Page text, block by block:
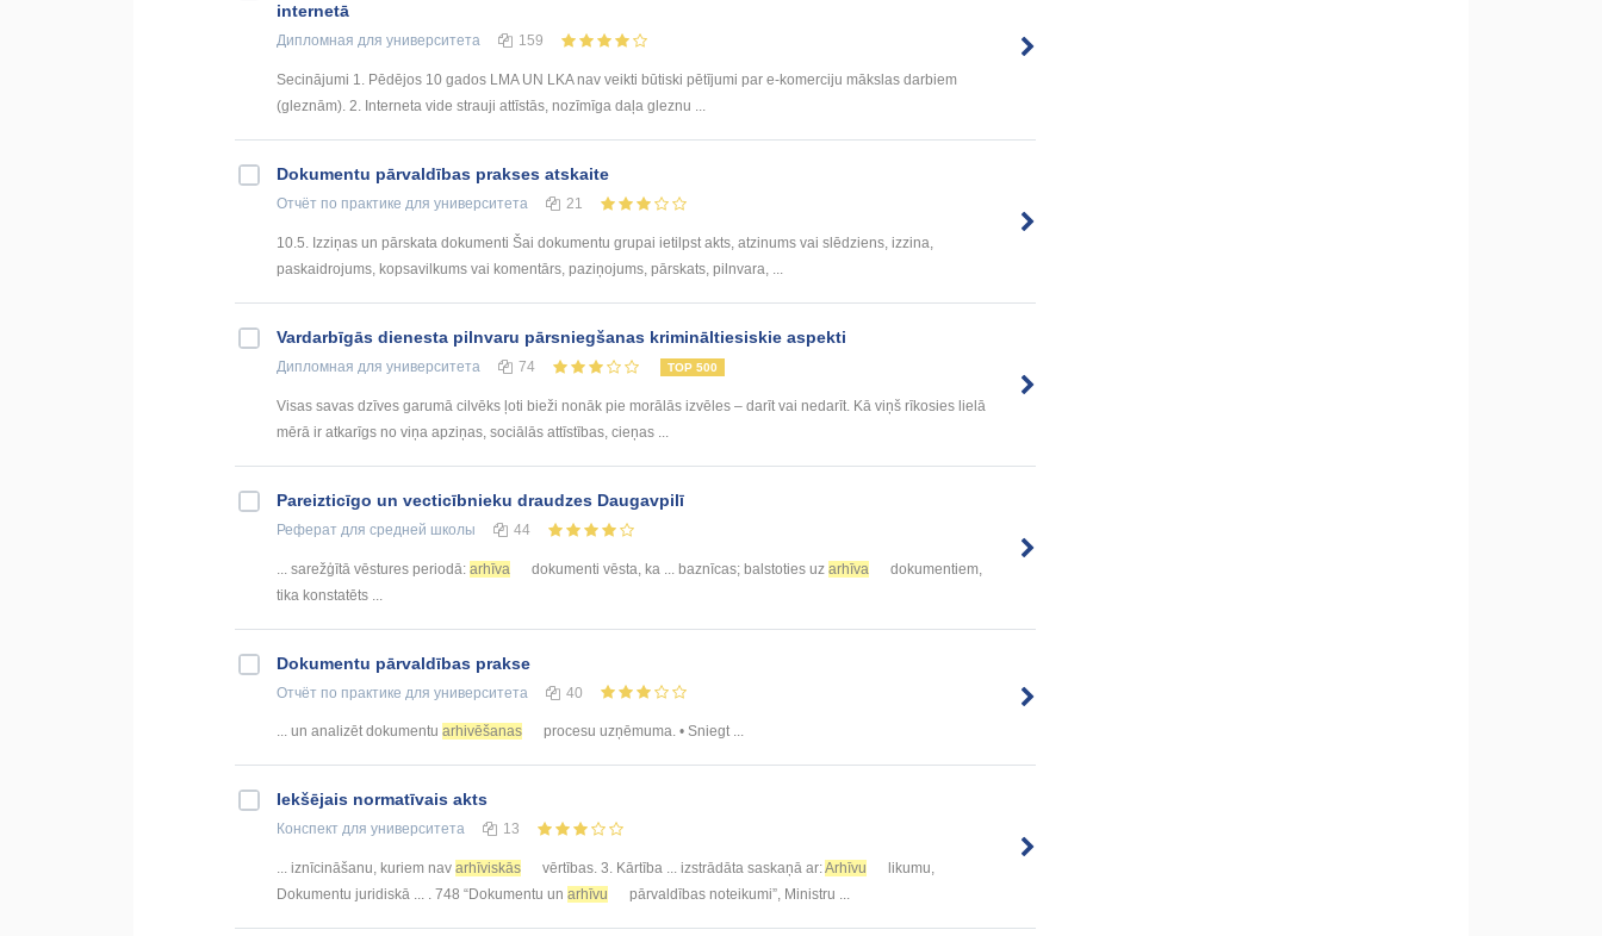
internetā
Дипломная для университета 159
Secinājumi 1. Pēdējos 10 gados LMA UN LKA nav veikti būtiski pētījumi par e-komerciju mākslas darbiem
(gleznām). 2. Interneta vide strauji attīstās, nozīmīga daļa gleznu ...
Dokumentu pārvaldības prakses atskaite
Отчёт по практике для университета 21
10.5. Izziņas un pārskata dokumenti Šai dokumentu grupai ietilpst akts, atzinums vai slēdziens, izzina,
paskaidrojums, kopsavilkums vai komentārs, paziņojums, pārskats, pilnvara, ...
Vardarbīgās dienesta pilnvaru pārsniegšanas krimināltiesiskie aspekti
Дипломная для университета 74 TOP 500
Visas savas dzīves garumā cilvēks ļoti bieži nonāk pie morālās izvēles – darīt vai nedarīt. Kā viņš rīkosies lielā
mērā ir atkarīgs no viņa apziņas, sociālās attīstības, cieņas ...
Pareizticīgo un vecticībnieku draudzes Daugavpilī
Реферат для средней школы 44
... sarežģītā vēstures periodā: arhīva dokumenti vēsta, ka ... baznīcas; balstoties uz arhīva
dokumentiem,
tika konstatēts ...
Dokumentu pārvaldības prakse
Отчёт по практике для университета 40
... un analizēt dokumentu arhivēšanas procesu uzņēmuma. • Sniegt ...
Iekšējais normatīvais akts
Конспект для университета 13
... iznīcināšanu, kuriem nav arhīviskās vērtības. 3. Kārtība ... izstrādāta saskaņā ar:Arhīvu
likumu,
Dokumentu juridiskā ... . 748 “Dokumentu un arhīvu pārvaldības noteikumi”, Ministru ...